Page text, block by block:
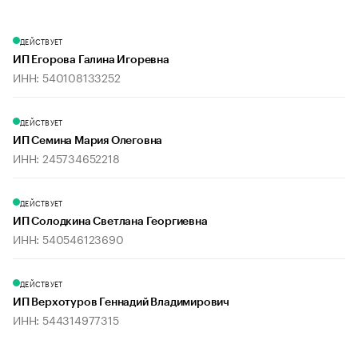
ДЕЙСТВУЕТ
ИП Егорова Галина Игоревна
ИНН: 540108133252
ДЕЙСТВУЕТ
ИП Семина Мария Олеговна
ИНН: 245734652218
ДЕЙСТВУЕТ
ИП Солодкина Светлана Георгиевна
ИНН: 540546123690
ДЕЙСТВУЕТ
ИП Верхотуров Геннадий Владимирович
ИНН: 544314977315